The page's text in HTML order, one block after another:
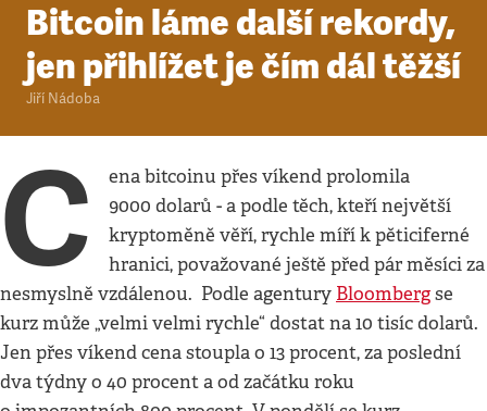
Bitcoin láme další rekordy,
jen přihlížet je čím dál těžší
Jiří Nádoba
C
ena bitcoinu přes víkend prolomila
9000 dolarů - a podle těch, kteří největší
kryptoměně věří, rychle míří k pěticiferné
hranici, považované ještě před pár měsíci za
nesmyslně vzdálenou. Podle agentury Bloombergse
kurz může „velmi velmi rychle“ dostat na 10 tisíc dolarů.
Jen přes víkend cena stoupla o 13 procent, za poslední
dva týdny o 40 procent a od začátku roku